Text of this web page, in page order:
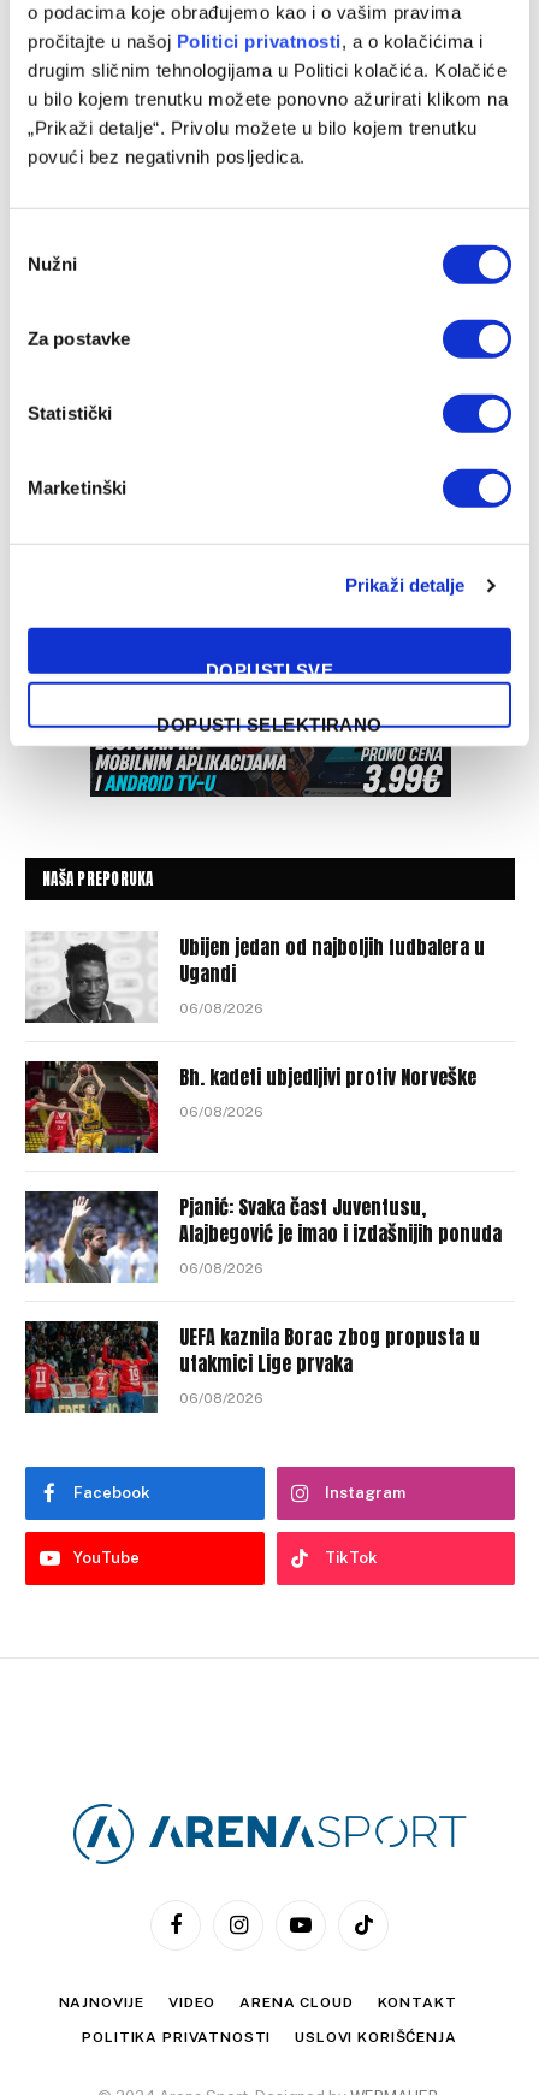
o podacima koje obrađujemo kao i o vašim pravima
pročitajte u našoj Politici privatnosti, a o kolačićima i
drugim sličnim tehnologijama u Politici kolačića. Kolačiće
u bilo kojem trenutku možete ponovno ažurirati klikom na
„Prikaži detalje“. Privolu možete u bilo kojem trenutku
povući bez negativnih posljedica.
Selection
Nužni
Za postavke
Statistički
Marketinški
Prikaži detalje
DOPUSTI SVE
DOPUSTI SELEKTIRANO
NAŠA PREPORUKA
Ubijen jedan od najboljih fudbalera u
Ugandi
06/08/2026
Bh. kadeti ubjedljivi protiv Norveške
06/08/2026
Pjanić: Svaka čast Juventusu,
Alajbegović je imao i izdašnijih ponuda
06/08/2026
UEFA kaznila Borac zbog propusta u
utakmici Lige prvaka
06/08/2026
Facebook Instagram
YouTube TikTok
FacebookInstagramYouTubeTikTok
NAJNOVIJE VIDEO ARENA CLOUD KONTAKT
POLITIKA PRIVATNOSTI USLOVI KORIŠĆENJA